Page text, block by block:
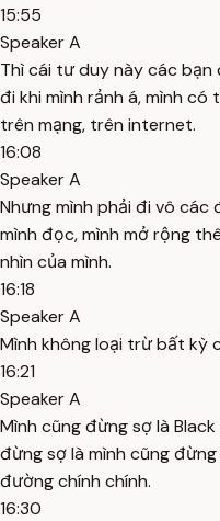
15:55
Speaker A
Thì cái tư duy này các
đi khi mình rảnh á, mình có
trên mạng, trên internet.
16:08
Speaker A
Nhưng mình phải đi vô các
mình đọc, mình mở rộng
nhìn của mình.
16:18
Speaker A
Mình không loại trừ bất kỳ
16:21
Speaker A
Mình cũng đừng sợ là
đừng sợ là mình cũng
đường chính chính.
16:30